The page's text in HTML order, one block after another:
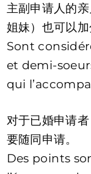
主副申请人的
姐妹）也可以加
Sont
et demi-
qui
对于已婚申请
要随同申请。
Des points